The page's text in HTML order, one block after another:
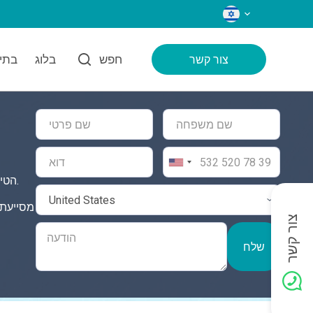
שפות
בלוג חפש צור קשר
הטיפול במחלת לב כלילית בטורקיה מבטיח את הסטנדרטים הגבוהים ביותר של טיפול, ומציע פתרון מקיף ובטוח לצורכי הבריאות שלכם.
שלח צור קשר